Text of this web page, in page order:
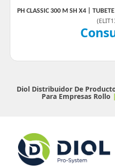
PH CLASSIC 300 M SH X4 |
(
Diol Distribuidor De
Para Empresas Rollo |